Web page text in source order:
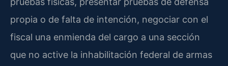
propia o de falta de intención, negociar con el
fiscal una enmienda del cargo a una sección
que no active la inhabilitación federal de armas